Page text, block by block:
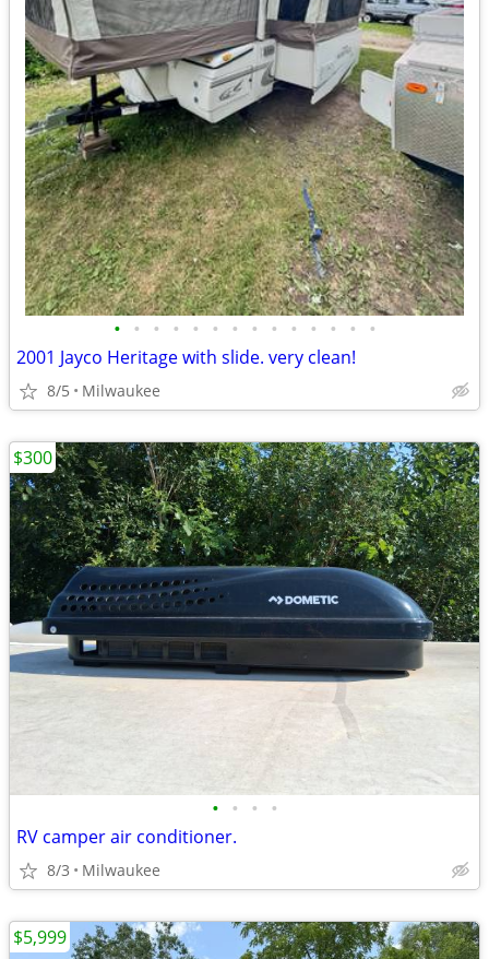
• • • • • • • • • • • • • •
2001 Jayco Heritage with slide. very clean!
8/5 Milwaukee
• • • •
RV camper air conditioner.
8/3 Milwaukee
$300
$5,999